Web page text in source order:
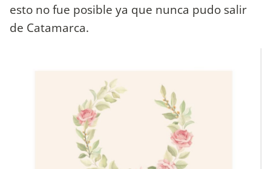
esto no fue posible ya que nunca pudo salir
de Catamarca.